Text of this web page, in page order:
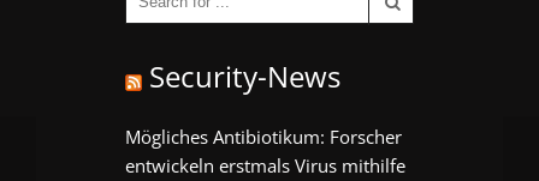
Security-News
Mögliches Antibiotikum: Forscher
entwickeln erstmals Virus mithilfe